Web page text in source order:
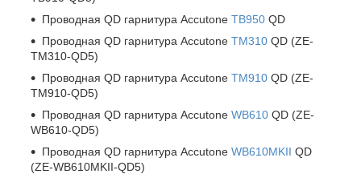
Проводная QD гарнитура Accutone TB950 QD
Проводная QD гарнитура Accutone TM310 QD (ZE-
TM310-QD5)
Проводная QD гарнитура Accutone TM910 QD (ZE-
TM910-QD5)
Проводная QD гарнитура Accutone WB610 QD (ZE-
WB610-QD5)
Проводная QD гарнитура Accutone WB610MKII QD
(ZE-WB610MKII-QD5)